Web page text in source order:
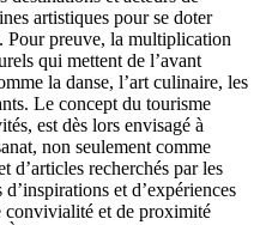
artistiques pour se doter
Pour preuve, la multiplication
qui mettent de l’avant
la danse, l’art culinaire, les
Le concept du tourisme
est dès lors envisagé à
non seulement comme
d’articles recherchés par les
et d’expériences
convivialité et de proximité